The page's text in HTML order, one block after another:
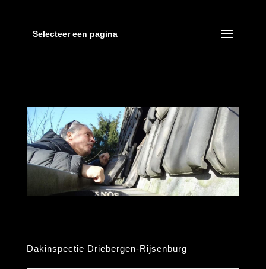
Selecteer een pagina
Dakinspectie Driebergen-Rijsenburg